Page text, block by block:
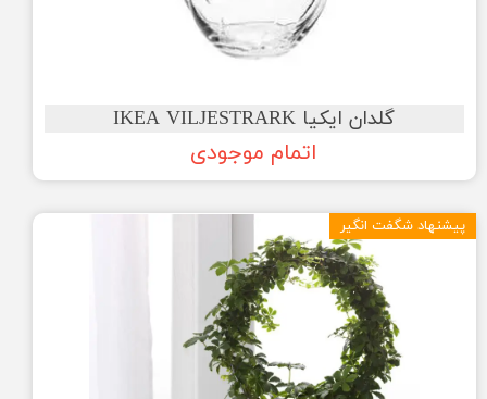
گلدان ایکیا IKEA VILJESTRARK
اتمام موجودی
پیشنهاد شگفت انگیر